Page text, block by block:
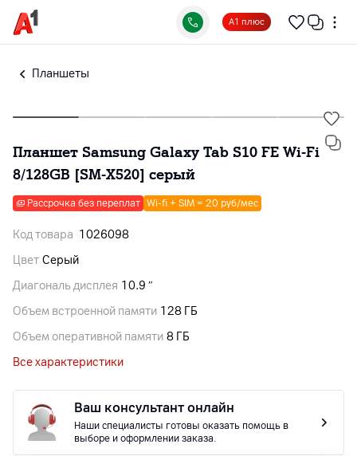
А1 плюс
Планшеты
Планшет Samsung Galaxy Tab S10 FE Wi-Fi
8/128GB [SM-X520] серый
Рассрочка без переплат Wi-fi + SIM = 20 руб/мес
Код товара 1026098
Цвет Серый
Диагональ дисплея 10.9 ″
Объем встроенной памяти 128 ГБ
Объем оперативной памяти 8 ГБ
Все характеристики
Ваш консультант онлайн
Наши специалисты готовы оказать помощь в
выборе и оформлении заказа.